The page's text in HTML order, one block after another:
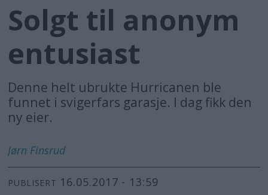
Solgt til anonym
entusiast
Denne helt ubrukte Hurricanen ble
funnet i svigerfars garasje. I dag fikk den
ny eier.
Jørn Finsrud
PUBLISERT 16.05.2017 - 13:59